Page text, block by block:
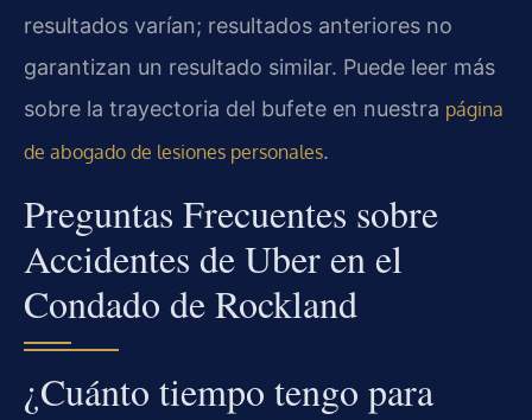
resultados varían; resultados anteriores no
garantizan un resultado similar. Puede leer más
sobre la trayectoria del bufete en nuestra página
de abogado de lesiones personales.
Preguntas Frecuentes sobre
Accidentes de Uber en el
Condado de Rockland
¿Cuánto tiempo tengo para